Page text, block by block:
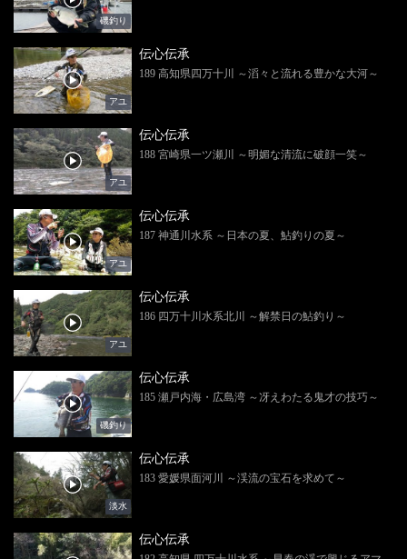
磯釣り
アユ
伝心伝承
189 高知県四万十川 ～滔々と流れる豊かな大河～
アユ
伝心伝承
188 宮崎県一ツ瀬川 ～明媚な清流に破顔一笑～
アユ
伝心伝承
187 神通川水系 ～日本の夏、鮎釣りの夏～
アユ
伝心伝承
186 四万十川水系北川 ～解禁日の鮎釣り～
磯釣り
伝心伝承
185 瀬戸内海・広島湾 ～冴えわたる鬼才の技巧～
淡水
伝心伝承
183 愛媛県面河川 ～渓流の宝石を求めて～
伝心伝承